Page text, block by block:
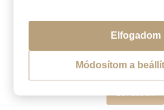
Bővebben
Elfogadom
Módosítom a